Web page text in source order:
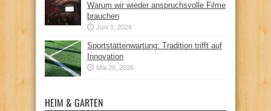
Warum wir wieder anspruchsvolle Filme
brauchen
Juni 1, 2026
Sportstättenwartung: Tradition trifft auf
Innovation
Mai 20, 2026
HEIM & GARTEN